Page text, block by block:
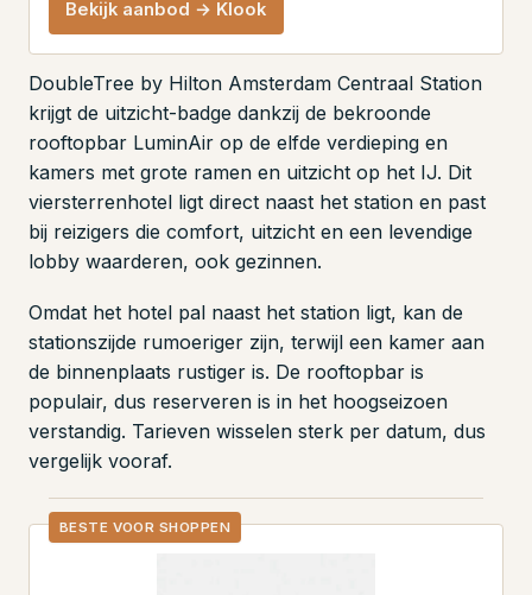
Bekijk aanbod → Klook
DoubleTree by Hilton Amsterdam Centraal Station
krijgt de uitzicht-badge dankzij de bekroonde
rooftopbar LuminAir op de elfde verdieping en
kamers met grote ramen en uitzicht op het IJ. Dit
viersterrenhotel ligt direct naast het station en past
bij reizigers die comfort, uitzicht en een levendige
lobby waarderen, ook gezinnen.
Omdat het hotel pal naast het station ligt, kan de
stationszijde rumoeriger zijn, terwijl een kamer aan
de binnenplaats rustiger is. De rooftopbar is
populair, dus reserveren is in het hoogseizoen
verstandig. Tarieven wisselen sterk per datum, dus
vergelijk vooraf.
BESTE VOOR SHOPPEN